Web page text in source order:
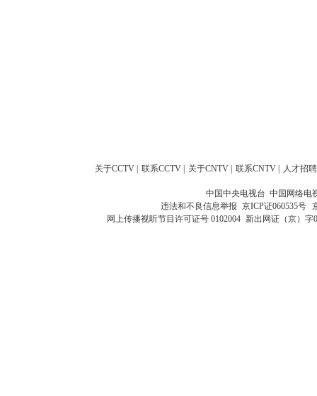
关于CCTV 联系CCTV 关于CNTV 联系CNTV 人才招聘
中国中央电视台 中国网络电
违法和不良信息举报 京ICP证060535号
网上传播视听节目许可证号 0102004 新出网证（京）